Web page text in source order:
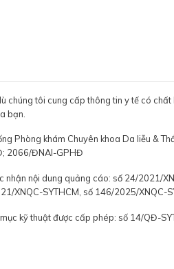
chúng tôi cung cấp thông tin y tế có
bạn.
Phòng khám Chuyên khoa Da liễu &
2066/ĐNAI-GPHĐ
nhận nội dung quảng cáo: số 24/2021/
XNQC-SYTHCM, số 146/2025/XNQC-
kỹ thuật được cấp phép: số 14/QĐ-